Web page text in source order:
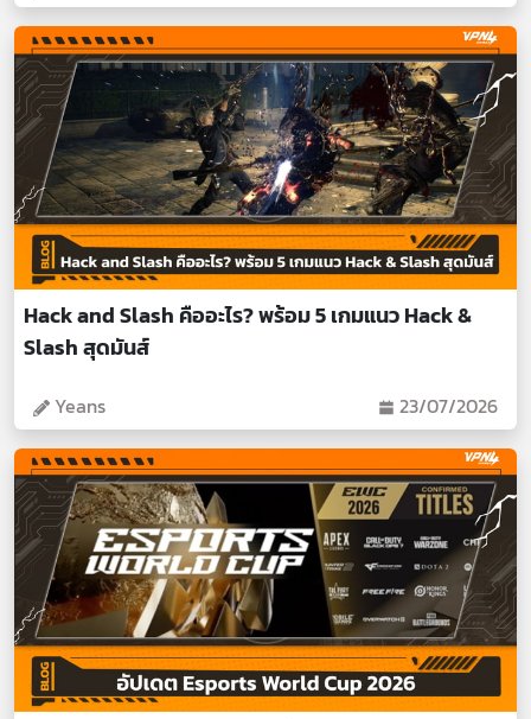
Hack and Slash คืออะไร? พร้อม 5 เกมแนว Hack &
Slash สุดมันส์
Yeans 23/07/2026